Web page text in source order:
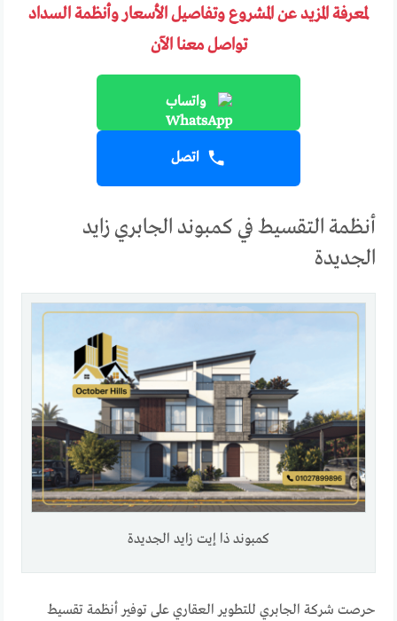
لمعرفة المزيد عن المشروع وتفاصيل الأسعار وأنظمة السداد
تواصل معنا الآن
واتساب
اتصل
أنظمة التقسيط في كمبوند الجابري زايد
الجديدة
كمبوند ذا إيت زايد الجديدة
حرصت شركة الجابري للتطوير العقاري على توفير أنظمة تقسيط